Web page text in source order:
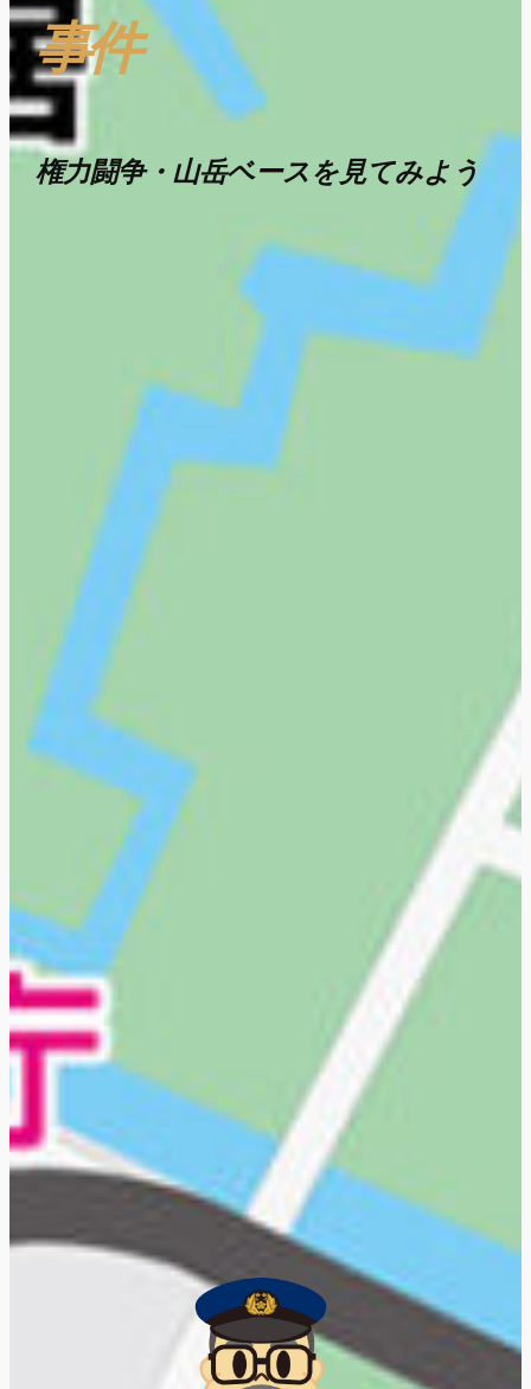
事件
権力闘争・山岳ベースを見てみよう